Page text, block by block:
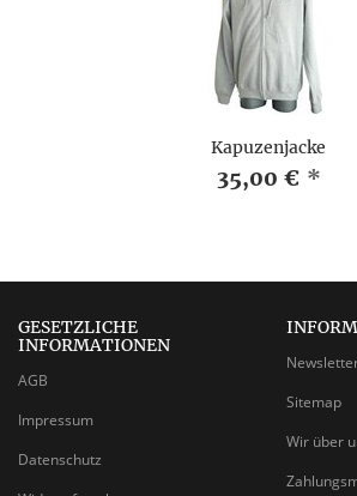
Kapuzenjacke
35,00 € *
GESETZLICHE
INFORMATIONEN
AGB
Impressum
Datenschutz
Sitemap
Wir über